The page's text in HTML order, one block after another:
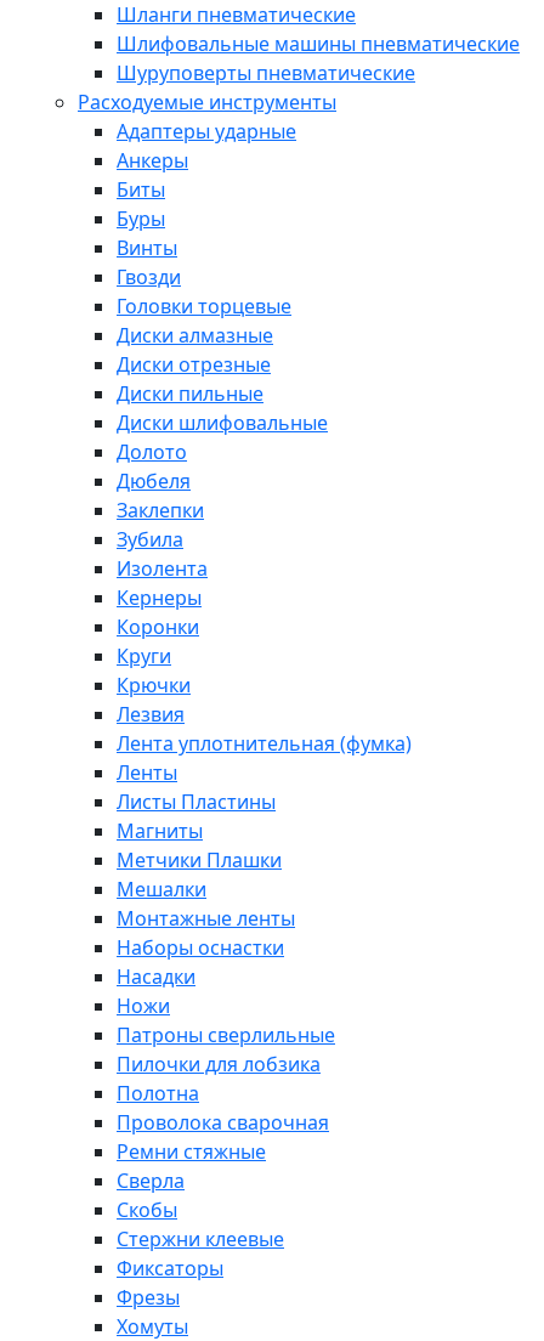
Шланги пневматические
Шлифовальные машины пневматические
Шуруповерты пневматические
Расходуемые инструменты
Адаптеры ударные
Анкеры
Биты
Буры
Винты
Гвозди
Головки торцевые
Диски алмазные
Диски отрезные
Диски пильные
Диски шлифовальные
Долото
Дюбеля
Заклепки
Зубила
Изолента
Кернеры
Коронки
Круги
Крючки
Лезвия
Лента уплотнительная (фумка)
Ленты
Листы Пластины
Магниты
Метчики Плашки
Мешалки
Монтажные ленты
Наборы оснастки
Насадки
Ножи
Патроны сверлильные
Пилочки для лобзика
Полотна
Проволока сварочная
Ремни стяжные
Сверла
Скобы
Стержни клеевые
Фиксаторы
Фрезы
Хомуты